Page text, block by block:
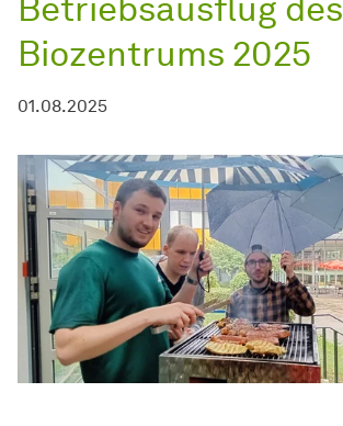
Biozentrums 2025
01.08.2025